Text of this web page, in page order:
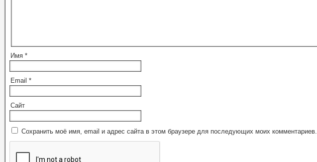
Имя *
Email *
Сайт
Сохранить моё имя, email и адрес сайта в этом браузере для последующих моих комментариев.